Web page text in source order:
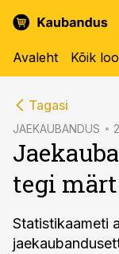
Avaleht Kõik
Tagasi
JAEKAUBANDUS
tegi
Statistikaameti